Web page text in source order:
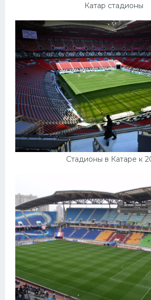
Катар стадионы
Стадионы в Катаре к